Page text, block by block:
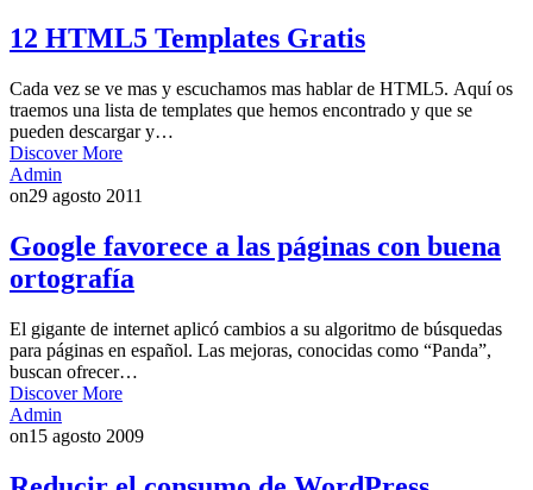
12 HTML5 Templates Gratis
Cada vez se ve mas y escuchamos mas hablar de HTML5. Aquí os
traemos una lista de templates que hemos encontrado y que se
pueden descargar y…
Discover More
Admin
on29 agosto 2011
Google favorece a las páginas con buena
ortografía
El gigante de internet aplicó cambios a su algoritmo de búsquedas
para páginas en español. Las mejoras, conocidas como “Panda”,
buscan ofrecer…
Discover More
Admin
on15 agosto 2009